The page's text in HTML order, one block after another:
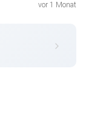
vor 1 Monat